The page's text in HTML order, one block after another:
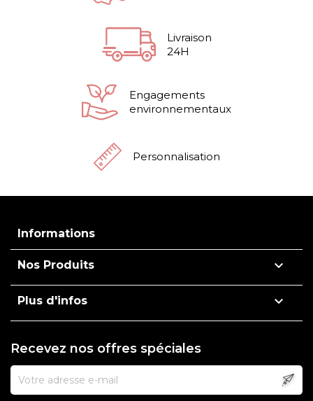
Livraison
24H
Engagements
environnementaux
Personnalisation
Informations
Nos Produits 
Plus d'infos 
Recevez nos offres spéciales